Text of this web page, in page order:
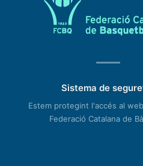
Sistema de
Estem protegint l'accés al
Federació Catalana de